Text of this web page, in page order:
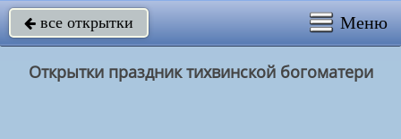
 все открытки Меню
Открытки праздник тихвинской богоматери